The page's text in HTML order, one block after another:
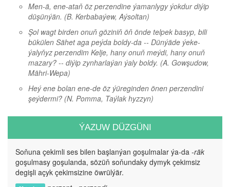
Men-ä, ene-ataň öz perzendine ýamanlygy ýokdur diýip
düşünýän. (B. Kerbabaýew, Aýsoltan)
Şol wagt birden onuň göziniň öň önde telpek basyp, bili
bükülen Sähet aga peýda boldy-da -- Dünýäde ýeke-
ýalyňyz perzendim Kelje, hany onuň meýdi, hany onuň
mazary? -- diýip zynharlaýan ýaly boldy. (A. Gowşudow,
Mähri-Wepa)
Heý ene bolan ene-de öz ýüreginden önen perzendini
şeýdermi? (N. Pomma, Taýlak hyzzyn)
ÝAZUW DÜZGÜNI
Soňuna çekimli ses bilen başlanýan goşulmalar ýa-da -räk
goşulmasy goşulanda, sözüň soňundaky dymyk çekimsiz
degişli açyk çekimsizine öwrülýär.